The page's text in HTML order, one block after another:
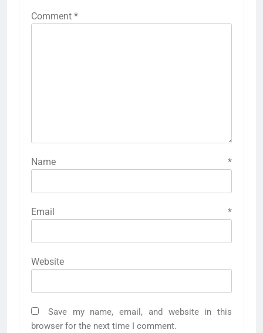
Comment *
Name *
Email *
Website
Save my name, email, and website in this
browser for the next time I comment.